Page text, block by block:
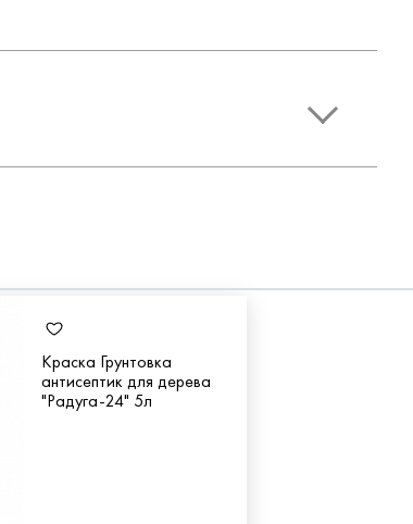
Краска Грунтовка
антисептик для дерева
"Радуга-24" 5л